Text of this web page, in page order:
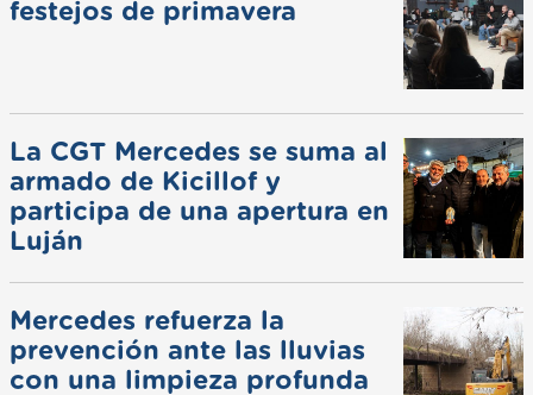
festejos de primavera
La CGT Mercedes se suma al
armado de Kicillof y
participa de una apertura en
Luján
Mercedes refuerza la
prevención ante las lluvias
con una limpieza profunda